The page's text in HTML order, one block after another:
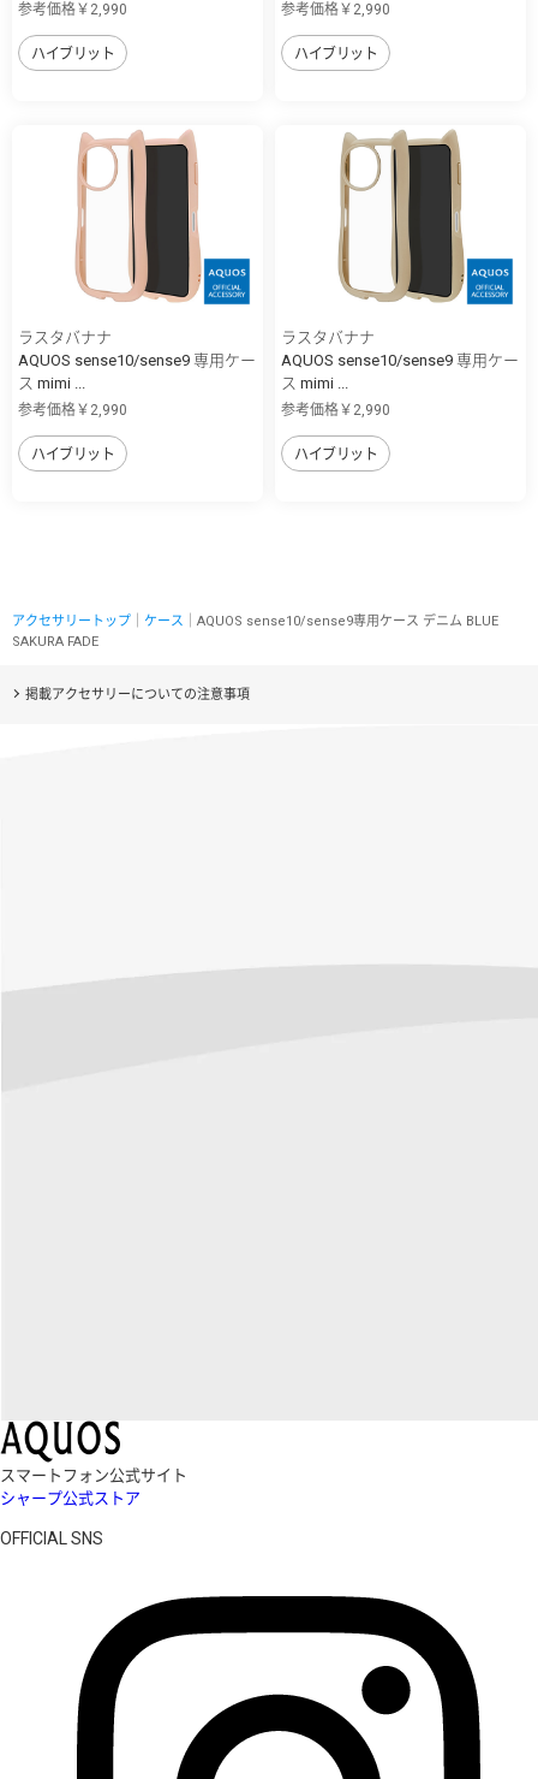
参考価格￥2,990
ハイブリット
参考価格￥2,990
ハイブリット
ラスタバナナ
AQUOS sense10/sense9 専用ケー
ス mimi ...
参考価格￥2,990
ハイブリット
ラスタバナナ
AQUOS sense10/sense9 専用ケー
ス mimi ...
参考価格￥2,990
ハイブリット
アクセサリートップ ケース ｜AQUOS sense10/sense9専用ケース デニム BLUE
SAKURA FADE
掲載アクセサリーについての注意事項
スマートフォン公式サイト
シャープ公式ストア
OFFICIAL SNS